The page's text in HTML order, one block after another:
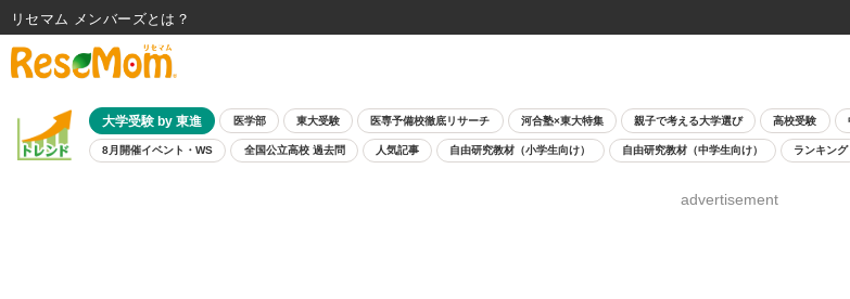
大学受験 by 東進 医学部 東大受験 医専予備校徹底リサーチ 河合塾×東大特集 親子で考える大学選び 高校受験
8月開催イベント・WS 全国公立高校 過去問 人気記事 自由研究教材（小学生向け） 自由研究教材（中学生向け） ランキング
advertisement
リセマム メンバーズ